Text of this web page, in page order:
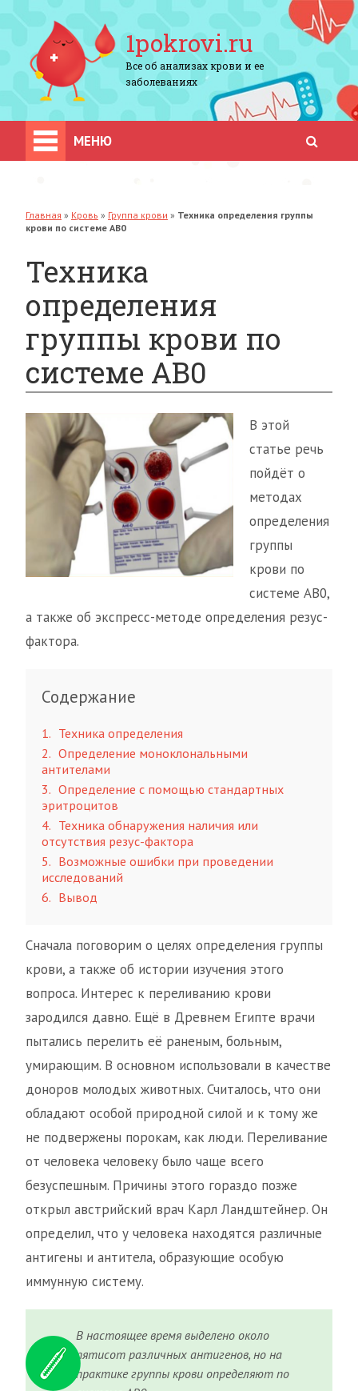
1pokrovi.ru
Все об анализах крови и ее
заболеваниях
МЕНЮ
Главная » Кровь » Группа крови » Техника определения группы
крови по системе AB0
Техника
определения
группы крови по
системе AB0
В этой
статье речь
пойдёт о
методах
определения
группы
крови по
системе АВ0,
а также об экспресс-методе определения резус-
фактора.
Содержание
1
Техника определения
2
Определение моноклональными
антителами
3
Определение с помощью стандартных
эритроцитов
4
Техника обнаружения наличия или
отсутствия резус-фактора
5
Возможные ошибки при проведении
исследований
6
Вывод
Сначала поговорим о целях определения группы
крови, а также об истории изучения этого
вопроса. Интерес к переливанию крови
зародился давно. Ещё в Древнем Египте врачи
пытались перелить её раненым, больным,
умирающим. В основном использовали в качестве
доноров молодых животных. Считалось, что они
обладают особой природной силой и к тому же
не подвержены порокам, как люди. Переливание
от человека человеку было чаще всего
безуспешным. Причины этого гораздо позже
открыл австрийский врач Карл Ландштейнер. Он
определил, что у человека находятся различные
антигены и антитела, образующие особую
иммунную систему.
В настоящее время выделено около
пятисот различных антигенов, но на
практике группы крови определяют по